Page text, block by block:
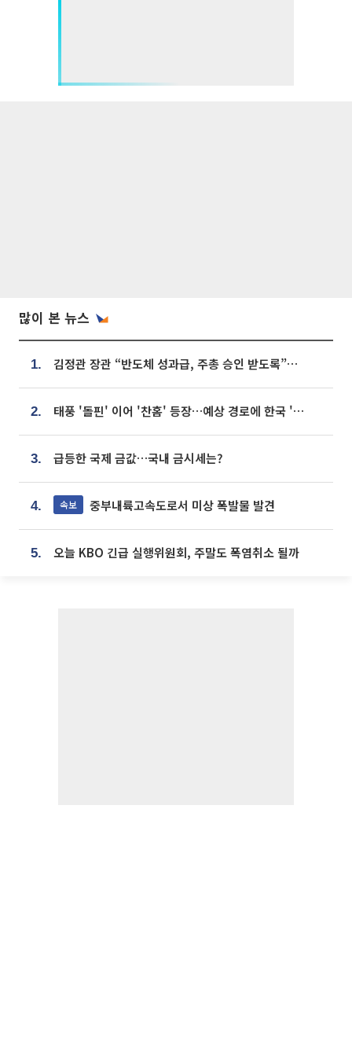
많이 본 뉴스
1. 김정관 장관 “반도체 성과급, 주총 승인 받도록”…상법·자본시장법 개정 시사
2. 태풍 '돌핀' 이어 '찬홈' 등장…예상 경로에 한국 '한숨'
3. 급등한 국제 금값…국내 금시세는?
4. 속보 중부내륙고속도로서 미상 폭발물 발견
5. 오늘 KBO 긴급 실행위원회, 주말도 폭염취소 될까